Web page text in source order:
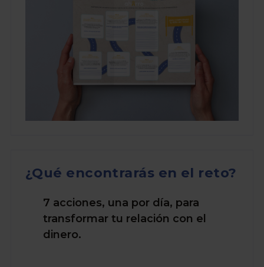
¿Qué encontrarás en el reto?
7 acciones, una por día, para
transformar tu relación con el
dinero.